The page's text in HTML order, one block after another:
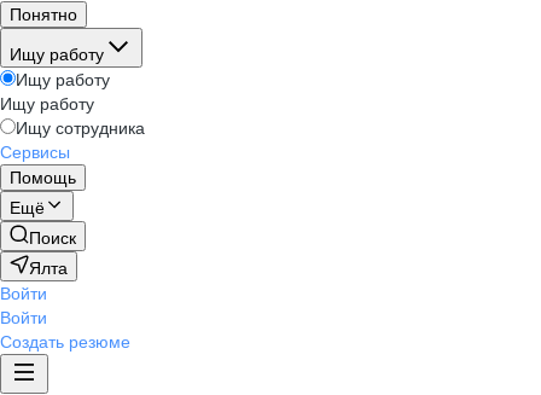
Понятно
Ищу работу
Ищу работу
Ищу работу
Ищу сотрудника
Сервисы
Помощь
Ещё
Поиск
Ялта
Войти
Войти
Создать резюме